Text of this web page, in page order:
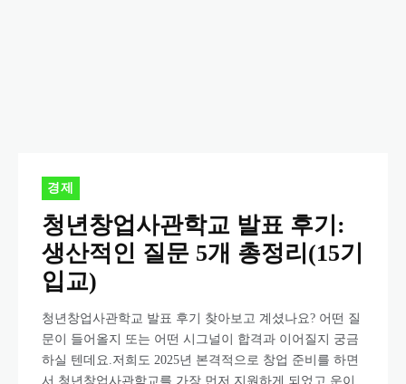
경제
청년창업사관학교 발표 후기:
생산적인 질문 5개 총정리(15기
입교)
청년창업사관학교 발표 후기 찾아보고 계셨나요? 어떤 질
문이 들어올지 또는 어떤 시그널이 합격과 이어질지 궁금
하실 텐데요.저희도 2025년 본격적으로 창업 준비를 하면
서 청년창업사관학교를 가장 먼저 지원하게 되었고 운이